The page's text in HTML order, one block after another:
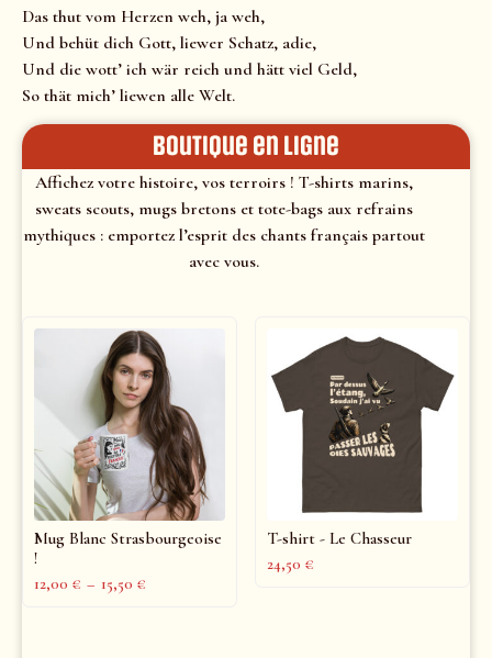
Das thut vom Herzen weh, ja weh,
Und behüt dich Gott, liewer Schatz, adie,
Und die wott’ ich wär reich und hätt viel Geld,
So thät mich’ liewen alle Welt.
Boutique en ligne
Affichez votre histoire, vos terroirs ! T-shirts marins,
sweats scouts, mugs bretons et tote-bags aux refrains
mythiques : emportez l’esprit des chants français partout
avec vous.
Mug Blanc Strasbourgeoise
!
12,00 € – 15,50 €
T-shirt - Le Chasseur
24,50 €